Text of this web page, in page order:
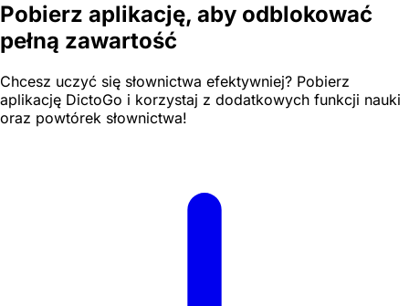
Pobierz aplikację, aby odblokować
pełną zawartość
Chcesz uczyć się słownictwa efektywniej? Pobierz
aplikację DictoGo i korzystaj z dodatkowych funkcji nauki
oraz powtórek słownictwa!